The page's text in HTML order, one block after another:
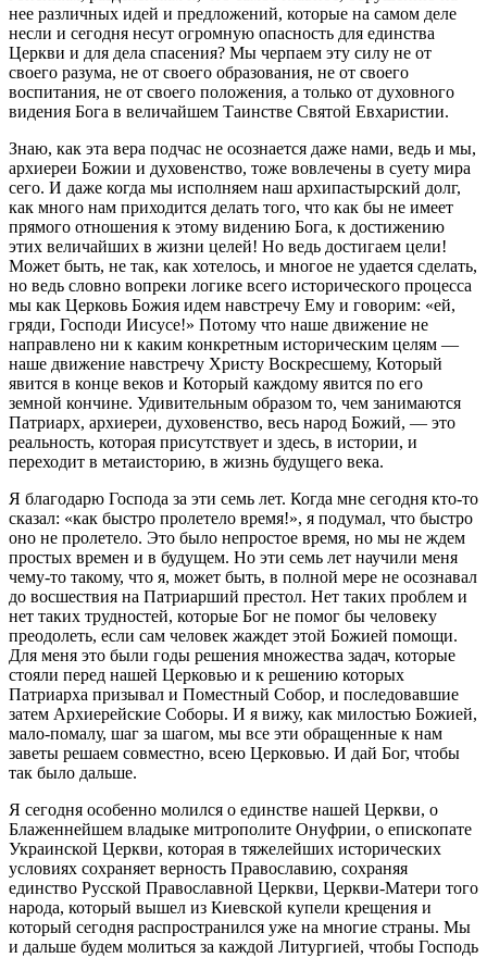
нее различных идей и предложений, которые на самом деле
несли и сегодня несут огромную опасность для единства
Церкви и для дела спасения? Мы черпаем эту силу не от
своего разума, не от своего образования, не от своего
воспитания, не от своего положения, а только от духовного
видения Бога в величайшем Таинстве Святой Евхаристии.
Знаю, как эта вера подчас не осознается даже нами, ведь и мы,
архиереи Божии и духовенство, тоже вовлечены в суету мира
сего. И даже когда мы исполняем наш архипастырский долг,
как много нам приходится делать того, что как бы не имеет
прямого отношения к этому видению Бога, к достижению
этих величайших в жизни целей! Но ведь достигаем цели!
Может быть, не так, как хотелось, и многое не удается сделать,
но ведь словно вопреки логике всего исторического процесса
мы как Церковь Божия идем навстречу Ему и говорим: «ей,
гряди, Господи Иисусе!» Потому что наше движение не
направлено ни к каким конкретным историческим целям —
наше движение навстречу Христу Воскресшему, Который
явится в конце веков и Который каждому явится по его
земной кончине. Удивительным образом то, чем занимаются
Патриарх, архиереи, духовенство, весь народ Божий, — это
реальность, которая присутствует и здесь, в истории, и
переходит в метаисторию, в жизнь будущего века.
Я благодарю Господа за эти семь лет. Когда мне сегодня кто-то
сказал: «как быстро пролетело время!», я подумал, что быстро
оно не пролетело. Это было непростое время, но мы не ждем
простых времен и в будущем. Но эти семь лет научили меня
чему-то такому, что я, может быть, в полной мере не осознавал
до восшествия на Патриарший престол. Нет таких проблем и
нет таких трудностей, которые Бог не помог бы человеку
преодолеть, если сам человек жаждет этой Божией помощи.
Для меня это были годы решения множества задач, которые
стояли перед нашей Церковью и к решению которых
Патриарха призывал и Поместный Собор, и последовавшие
затем Архиерейские Соборы. И я вижу, как милостью Божией,
мало-помалу, шаг за шагом, мы все эти обращенные к нам
заветы решаем совместно, всею Церковью. И дай Бог, чтобы
так было дальше.
Я сегодня особенно молился о единстве нашей Церкви, о
Блаженнейшем владыке митрополите Онуфрии, о епископате
Украинской Церкви, которая в тяжелейших исторических
условиях сохраняет верность Православию, сохраняя
единство Русской Православной Церкви, Церкви-Матери того
народа, который вышел из Киевской купели крещения и
который сегодня распространился уже на многие страны. Мы
и дальше будем молиться за каждой Литургией, чтобы Господь